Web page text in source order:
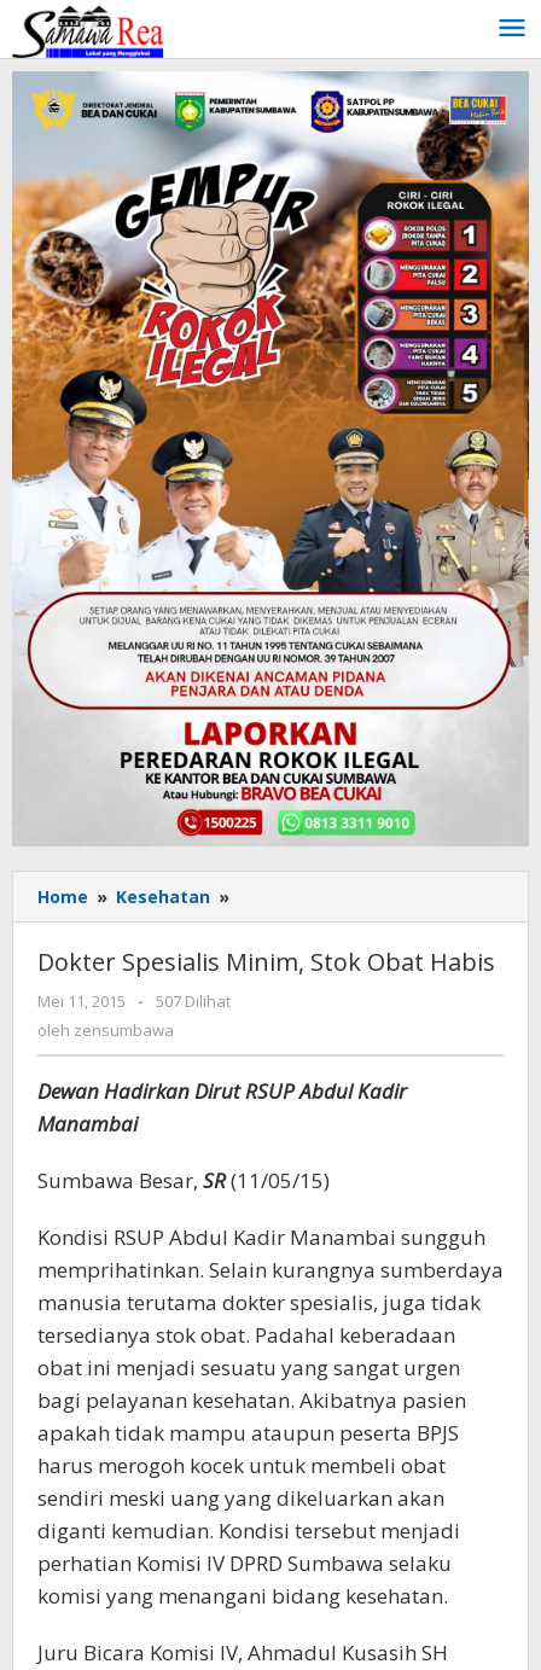
Lewati
konten
Home » Kesehatan »
Spesialis
Stok
Dokter Spesialis Minim, Stok Obat Habis
Mei 11, 2015
oleh
zensumbawa
-
507 Dilihat
oleh zensumbawa
Dewan Hadirkan Dirut RSUP Abdul Kadir
Manambai
Sumbawa Besar, SR(11/05/15)
Kondisi RSUP Abdul Kadir Manambai sungguh
memprihatinkan. Selain kurangnya sumberdaya
manusia terutama dokter spesialis, juga tidak
tersedianya stok obat. Padahal keberadaan
obat ini menjadi sesuatu yang sangat urgen
bagi pelayanan kesehatan. Akibatnya pasien
apakah tidak mampu ataupun peserta BPJS
harus merogoh kocek untuk membeli obat
sendiri meski uang yang dikeluarkan akan
diganti kemudian. Kondisi tersebut menjadi
perhatian Komisi IV DPRD Sumbawa selaku
komisi yang menangani bidang kesehatan.
Juru Bicara Komisi IV, Ahmadul Kusasih SH